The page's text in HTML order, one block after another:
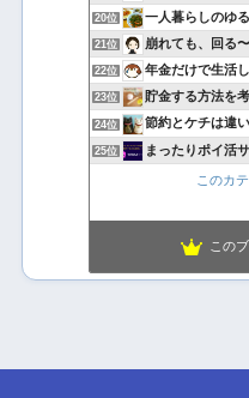
20位 一人暮らしのゆ
21位 崩れても、回る〜
22位 年金だけで生活
23位 貯金する方法を
24位 節約とケチは違
25位 まったりポイ活
このカ
この